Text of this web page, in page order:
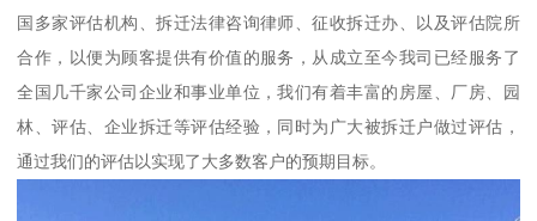
国多家评估机构、拆迁法律咨询律师、征收拆迁办、以及评估院所
合作，以便为顾客提供有价值的服务，从成立至今我司已经服务了
全国几千家公司企业和事业单位，我们有着丰富的房屋、厂房、园
林、评估、企业拆迁等评估经验，同时为广大被拆迁户做过评估，
通过我们的评估以实现了大多数客户的预期目标。